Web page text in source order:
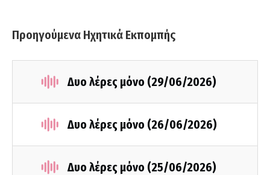
Προηγούμενα Ηχητικά Εκπομπής
Δυο λέρες μόνο (29/06/2026)
Δυο λέρες μόνο (26/06/2026)
Δυο λέρες μόνο (25/06/2026)